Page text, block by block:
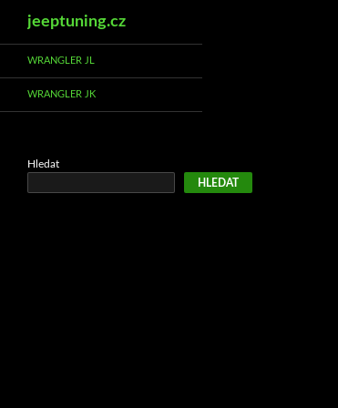
Přejít
k
obsahu
jeeptuning.cz
WRANGLER JL
WRANGLER JK
Hledat
HLEDAT